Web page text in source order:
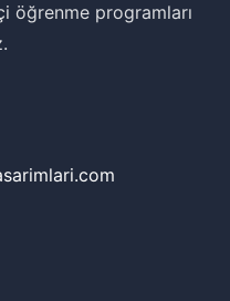
öğrenme programları